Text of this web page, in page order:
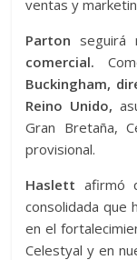
ventas y
Parton seguirá
comercial.
Buckingham,
Reino Unido,
Gran Bretaña,
provisional.
Haslett afirmó
consolidada que
en el
Celestyal y en